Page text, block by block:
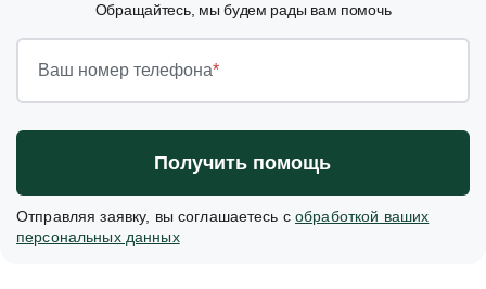
Обращайтесь, мы будем рады вам помочь
Ваш номер телефона*
Получить помощь
Отправляя заявку, вы соглашаетесь собработкой ваших
персональных данных